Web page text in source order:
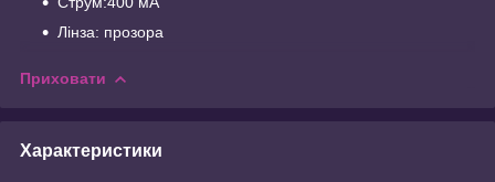
Лінза: прозора
Приховати
Характеристики